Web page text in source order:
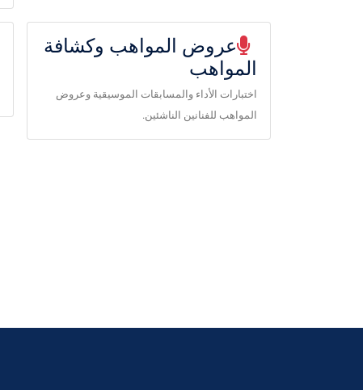
عروض المواهب وكشافة
المواهب
اختبارات الأداء والمسابقات الموسيقية وعروض
المواهب للفنانين الناشئين.